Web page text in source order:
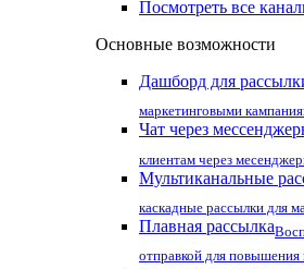
Посмотреть все
Основные возможности
Дашборд для
маркетинговыми
Чат через
клиентам через
Мультиканальные
каскадные рассылки для
Плавная рассылка
отправкой для повышения